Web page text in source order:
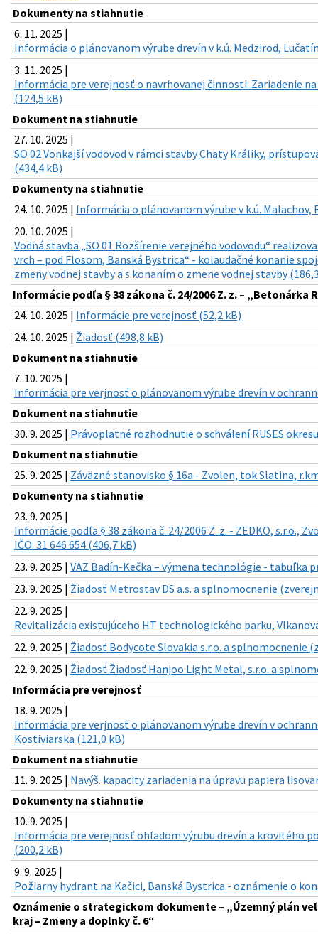
Dokumenty na stiahnutie
6. 11. 2025 |
Informácia o plánovanom výrube drevín v k.ú. Medzirod,
3. 11. 2025 |
Informácia pre verejnosť o navrhovanej činnosti: Zariadenie
(124,5 kB)
Dokument na stiahnutie
27. 10. 2025 |
SO 02 Vonkajší vodovod v rámci stavby Chaty Králiky,
(434,4 kB)
Dokumenty na stiahnutie
24. 10. 2025 | Informácia o plánovanom výrube v k.ú. Malachov,
20. 10. 2025 |
Vodná stavba „SO 01 Rozšírenie verejného vodovodu“
vrch – pod Flosom, Banská Bystrica“ - kolaudačné konanie
zmeny vodnej stavby a s konaním o zmene vodnej stavby
Informácie podľa § 38 zákona č. 24/2006 Z. z. – „Betonárka
24. 10. 2025 | Informácie pre verejnosť (52,2 kB)
24. 10. 2025 | Žiadosť (498,8 kB)
Dokument na stiahnutie
7. 10. 2025 |
Informácia pre verjnosť o plánovanom výrube drevín v
Dokument na stiahnutie
30. 9. 2025 | Právoplatné rozhodnutie o schválení RUSES
Dokument na stiahnutie
25. 9. 2025 | Záväzné stanovisko § 16a - Zvolen, tok Slatina,
Dokumenty na stiahnutie
23. 9. 2025 |
Informácie podľa § 38 zákona č. 24/2006 Z. z. - ZEDKO, s.r.o.,
IČO: 31 646 654 (406,7 kB)
23. 9. 2025 | VAZ Badín-Kečka – výmena technológie - tabuľka
23. 9. 2025 | Žiadosť Metrostav DS a.s. a splnomocnenie
22. 9. 2025 |
Revitalizácia existujúceho HT technologického parku,
22. 9. 2025 | Žiadosť Bodycote Slovakia s.r.o. a splnomocnenie
22. 9. 2025 | Žiadosť Žiadosť Hanjoo Light Metal, s.r.o. a
Informácia pre verejnosť
18. 9. 2025 |
Informácia pre verjnosť o plánovanom výrube drevín v
Kostiviarska (121,0 kB)
Dokument na stiahnutie
11. 9. 2025 | Navýš. kapacity zariadenia na úpravu papiera
Dokumenty na stiahnutie
10. 9. 2025 |
Informácia pre verejnosť ohľadom výrubu drevín a krovitého
(200,2 kB)
9. 9. 2025 |
Požiarny hydrant na Kačici, Banská Bystrica - oznámenie o
Oznámenie o strategickom dokumente – „Územný plán
kraj – Zmeny a doplnky č. 6“